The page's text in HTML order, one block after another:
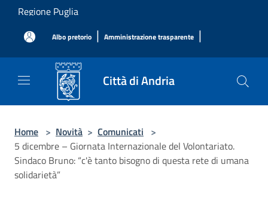
Salta al contenuto principale
Regione Puglia
Albo pretorio | Amministrazione trasparente |
Città di Andria
Home > Novità > Comunicati >
5 dicembre – Giornata Internazionale del Volontariato.
Sindaco Bruno: “c'è tanto bisogno di questa rete di umana
solidarietà”